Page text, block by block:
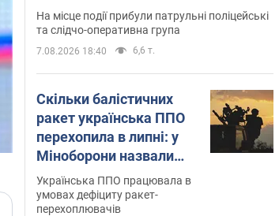
поліція склала адмінпротокол.
Відео
На місце події прибули патрульні поліцейські
та слідчо-оперативна група
7.08.2026 18:40 6,6 т.
Скільки балістичних
ракет українська ППО
перехопила в липні: у
Міноборони назвали
цифру
Українська ППО працювала в
умовах дефіциту ракет-
перехоплювачів